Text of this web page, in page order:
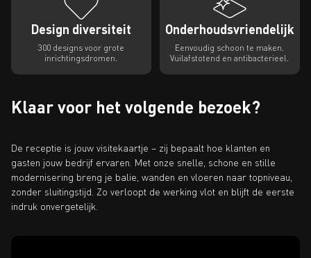
Design diversiteit
300 designs voor grote
inrichtingsdromen.
Onderhoudsvriendelijk
Eenvoudig schoon te maken.
Vuilafstotend en antibacterieel.
Klaar voor het volgende bezoek?
De receptie is jouw visitekaartje – zij bepaalt hoe klanten en
gasten jouw bedrijf ervaren. Met onze snelle, schone en stille
modernisering breng je balie, wanden en vloeren naar topniveau,
zonder sluitingstijd. Zo verloopt de werking vlot en blijft de eerste
indruk onvergetelijk.